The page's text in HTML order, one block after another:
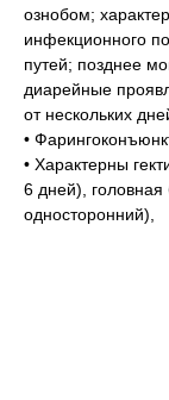
ознобом;
инфекционного
путей; позднее
диарейные
от нескольких
•
• Характерны
6 дней), головная
односторонний),